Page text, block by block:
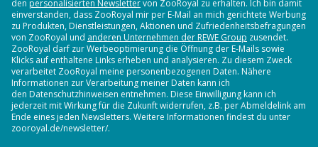
den personalisierten Newslettervon ZooRoyal zu erhalten. Ich bin damit
einverstanden, dass ZooRoyal mir per E-Mail an mich gerichtete Werbung
zu Produkten, Dienstleistungen, Aktionen und Zufriedenheitsbefragungen
von ZooRoyal und anderen Unternehmen der REWE Group zusendet.
ZooRoyal darf zur Werbeoptimierung die Öffnung der E-Mails sowie
Klicks auf enthaltene Links erheben und analysieren. Zu diesem Zweck
verarbeitet ZooRoyal meine personenbezogenen Daten. Nähere
Informationen zur Verarbeitung meiner Daten kann ich
den Datenschutzhinweisen entnehmen. Diese Einwilligung kann ich
jederzeit mit Wirkung für die Zukunft widerrufen, z.B. per Abmeldelink am
Ende eines jeden Newsletters. Weitere Informationen findest du unter
zooroyal.de/newsletter/.